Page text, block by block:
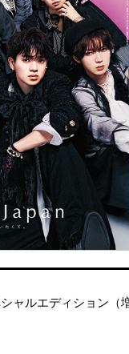
ャルエディション（